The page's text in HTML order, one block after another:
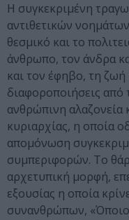
Η συγκεκριμένη
αντιθετικών
θεσμικό και το
άνθρωπο, τον άνδρα
και τον έφηβο, τη ζωή
διαφοροποιήσεις από
ανθρώπινη αλαζονεία
κυριαρχίας, η οποία
απομόνωση
συμπεριφορών. Το
αρχετυπική μορφή,
εξουσίας η οποία
συνανθρώπων,